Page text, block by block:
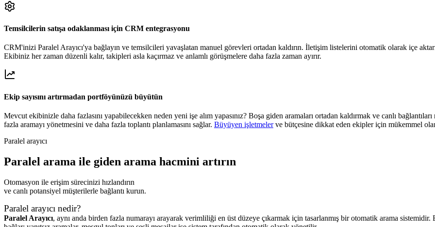
Temsilcilerin satışa odaklanması için CRM entegrasyonu
CRM'inizi Paralel Arayıcı'ya bağlayın ve temsilcileri yavaşlatan manuel görevleri ortadan kaldırın. İletişim listelerini otomatik olarak içe
Ekibiniz her zaman düzenli kalır, takipleri asla kaçırmaz ve anlamlı görüşmelere daha fazla zaman ayırır.
Ekip sayısını artırmadan portföyünüzü büyütün
Mevcut ekibinizle daha fazlasını yapabilecekken neden yeni işe alım yapasınız? Boşa giden aramaları ortadan kaldırmak ve canlı
fazla aramayı yönetmesini ve daha fazla toplantı planlamasını sağlar. Büyüyen işletmelerve bütçesine dikkat eden ekipler için mükemmel
Paralel arayıcı
Paralel arama ile giden arama hacmini artırın
Otomasyon ile erişim sürecinizi hızlandırın
ve canlı potansiyel müşterilerle bağlantı kurun.
Paralel arayıcı nedir?
Paralel Arayıcı, aynı anda birden fazla numarayı arayarak verimliliği en üst düzeye çıkarmak için tasarlanmış bir otomatik arama